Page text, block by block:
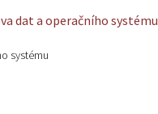
dat a operačního systému
systému